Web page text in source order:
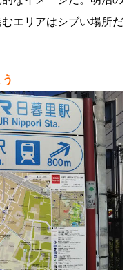
エリアはシブい場所だ